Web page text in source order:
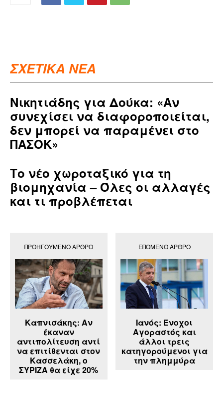
ΣΧΕΤΙΚΑ ΝΕΑ
Νικητιάδης για Δούκα: «Αν
συνεχίσει να διαφοροποιείται,
δεν μπορεί να παραμένει στο
ΠΑΣΟΚ»
Το νέο χωροταξικό για τη
βιομηχανία – Όλες οι αλλαγές
και τι προβλέπεται
ΠΡΟΗΓΟΎΜΕΝΟ ΆΡΘΡΟ
Καπνισάκης: Αν
έκαναν
αντιπολίτευση αντί
να επιτίθενται στον
Κασσελάκη, ο
ΣΥΡΙΖΑ θα είχε 20%
ΕΠΌΜΕΝΟ ΆΡΘΡΟ
Ιανός: Ένοχοι
Αγοραστός και
άλλοι τρεις
κατηγορούμενοι για
την πλημμύρα